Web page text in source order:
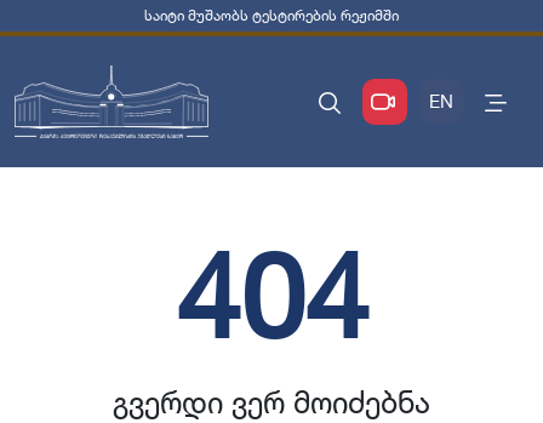
საიტი მუშაობს ტესტირების რეჟიმში
EN
404
გვერდი ვერ მოიძებნა